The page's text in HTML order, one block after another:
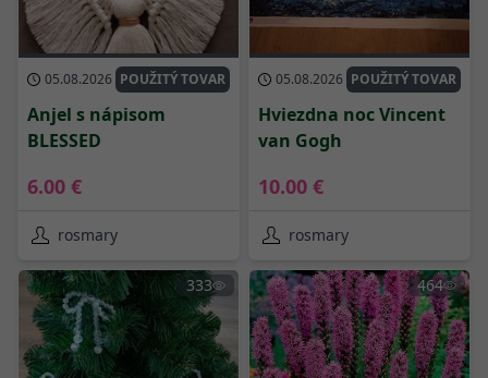
05.08.2026 POUŽITÝ TOVAR
Anjel s nápisom
BLESSED
6.00 €
rosmary
05.08.2026 POUŽITÝ TOVAR
Hviezdna noc Vincent
van Gogh
10.00 €
rosmary
333 464